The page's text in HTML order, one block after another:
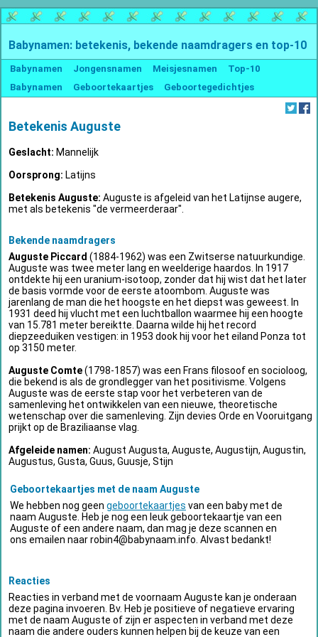
Babynamen: betekenis, bekende naamdragers en top-10
Babynamen Jongensnamen Meisjesnamen
Top-10
Babynamen
Geboortekaartjes Geboortegedichtjes
Betekenis Auguste
Geslacht: Mannelijk
Oorsprong: Latijns
Betekenis Auguste: Auguste is afgeleid van het Latijnse augere,
met als betekenis "de vermeerderaar".
Bekende naamdragers
Auguste Piccard (1884-1962) was een Zwitserse natuurkundige.
Auguste was twee meter lang en weelderige haardos. In 1917
ontdekte hij een uranium-isotoop, zonder dat hij wist dat het later
de basis vormde voor de eerste atoombom. Auguste was
jarenlang de man die het hoogste en het diepst was geweest. In
1931 deed hij vlucht met een luchtballon waarmee hij een hoogte
van 15.781 meter bereiktte. Daarna wilde hij het record
diepzeeduiken vestigen: in 1953 dook hij voor het eiland Ponza tot
op 3150 meter.
Auguste Comte(1798-1857) was een Frans filosoof en socioloog,
die bekend is als de grondlegger van het positivisme. Volgens
Auguste was de eerste stap voor het verbeteren van de
samenleving het ontwikkelen van een nieuwe, theoretische
wetenschap over die samenleving. Zijn devies Orde en Vooruitgang
prijkt op de Braziliaanse vlag.
Afgeleide namen: August Augusta, Auguste, Augustijn, Augustin,
Augustus, Gusta, Guus, Guusje, Stijn
Geboortekaartjes met de naam Auguste
We hebben nog geen geboortekaartjes van een baby met de
naam Auguste. Heb je nog een leuk geboortekaartje van een
Auguste of een andere naam, dan mag je deze scannen en
ons emailen naarrobin4@babynaam.info . Alvast bedankt!
Reacties
Reacties in verband met de voornaam Auguste kan je onderaan
deze pagina invoeren. Bv. Heb je positieve of negatieve ervaring
met de naam Auguste of zijn er aspecten in verband met deze
naam die andere ouders kunnen helpen bij de keuze van een